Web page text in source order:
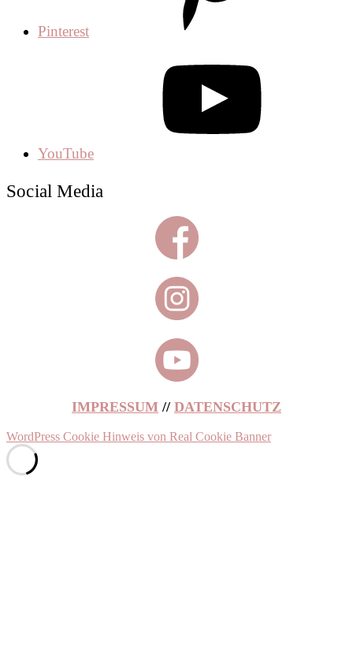
Pinterest
YouTube
Social Media
IMPRESSUM // DATENSCHUTZ
WordPress Cookie Hinweis von Real Cookie Banner